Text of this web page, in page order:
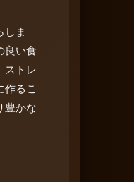
しま
良い食
ストレ
作るこ
豊かな